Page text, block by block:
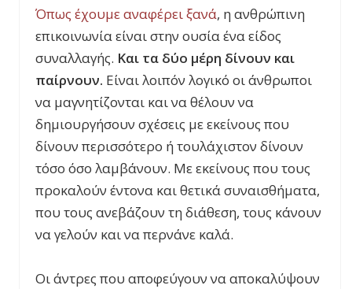
Όπως έχουμε αναφέρει ξανά, η ανθρώπινη
επικοινωνία είναι στην ουσία ένα είδος
συναλλαγής. Και τα δύο μέρη δίνουν και
παίρνουν. Είναι λοιπόν λογικό οι άνθρωποι
να μαγνητίζονται και να θέλουν να
δημιουργήσουν σχέσεις με εκείνους που
δίνουν περισσότερο ή τουλάχιστον δίνουν
τόσο όσο λαμβάνουν. Με εκείνους που τους
προκαλούν έντονα και θετικά συναισθήματα,
που τους ανεβάζουν τη διάθεση, τους κάνουν
να γελούν και να περνάνε καλά.
Οι άντρες που αποφεύγουν να αποκαλύψουν